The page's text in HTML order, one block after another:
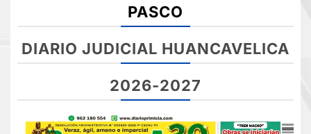
PASCO
DIARIO JUDICIAL HUANCAVELICA
2026-2027